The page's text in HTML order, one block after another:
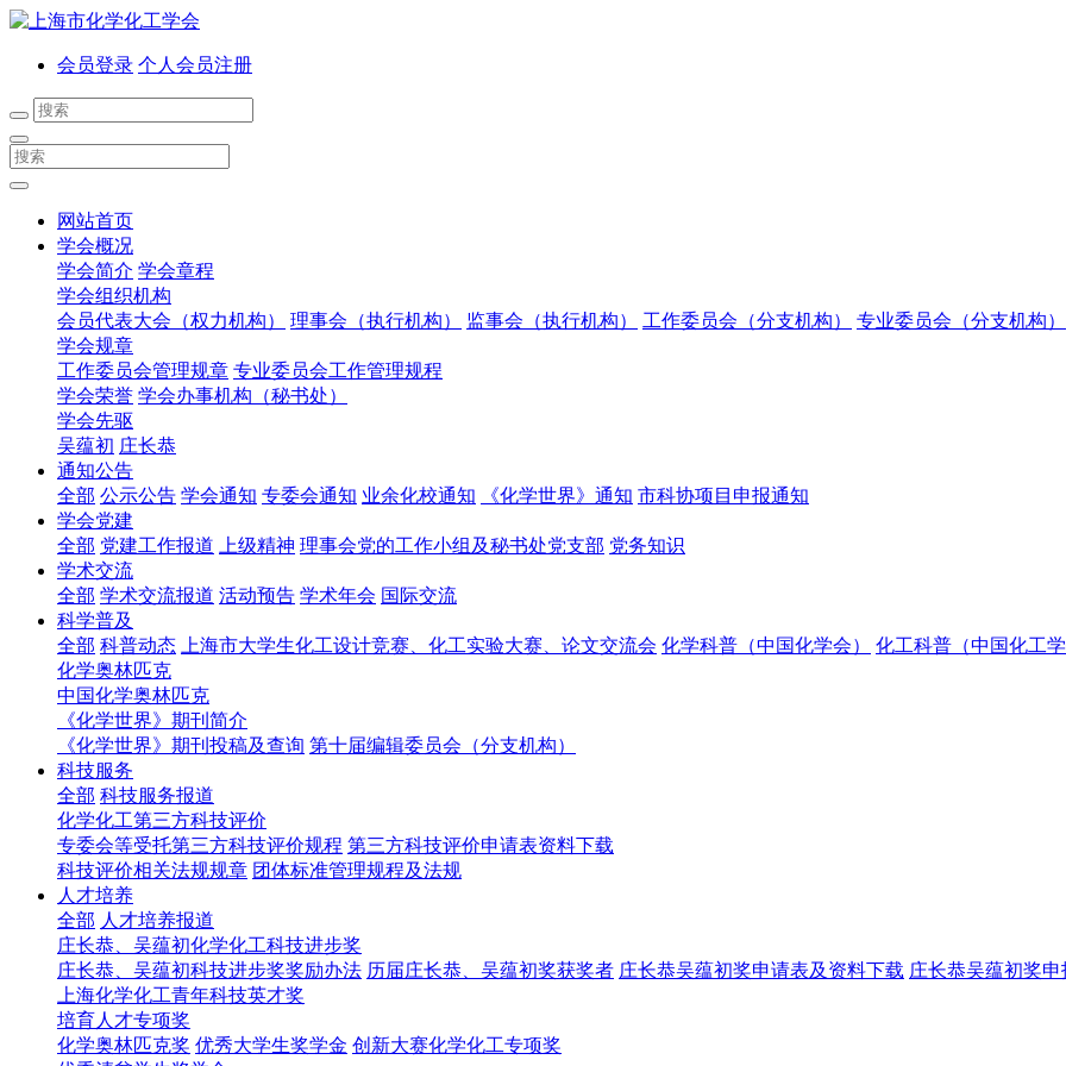
会员登录 个人会员注册
网站首页
学会概况
学会简介 学会章程
学会组织机构
会员代表大会（权力机构）
理事会（执行机构） 监事会（执行机构） 工作委员会（分支机构）
专业委员会（分支机构）
学会规章
工作委员会管理规章 专业委员会工作管理规程
学会荣誉 学会办事机构（秘书处）
学会先驱
吴蕴初 庄长恭
通知公告
全部 公示公告 学会通知 专委会通知 业余化校通知 《化学世界》通知 市科协项目申报通知
学会党建
全部 党建工作报道 上级精神 理事会党的工作小组及秘书处党支部 党务知识
学术交流
全部 学术交流报道 活动预告 学术年会 国际交流
科学普及
全部 科普动态 上海市大学生化工设计竞赛、化工实验大赛、论文交流会 化学科普（中国化学会）
化工科普（中国化工学
化学奥林匹克
中国化学奥林匹克
《化学世界》期刊简介
《化学世界》期刊投稿及查询 第十届编辑委员会（分支机构）
科技服务
全部 科技服务报道
化学化工第三方科技评价
专委会等受托第三方科技评价规程 第三方科技评价申请表资料下载
科技评价相关法规规章 团体标准管理规程及法规
人才培养
全部 人才培养报道
庄长恭、吴蕴初化学化工科技进步奖
庄长恭、吴蕴初科技进步奖奖励办法 历届庄长恭、吴蕴初奖获奖者 庄长恭吴蕴初奖申请表及资料下载 庄长恭吴蕴初奖
上海化学化工青年科技英才奖
培育人才专项奖
化学奥林匹克奖 优秀大学生奖学金 创新大赛化学化工专项奖